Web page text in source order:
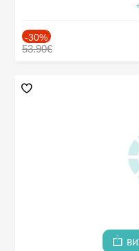
-30%
53.90€